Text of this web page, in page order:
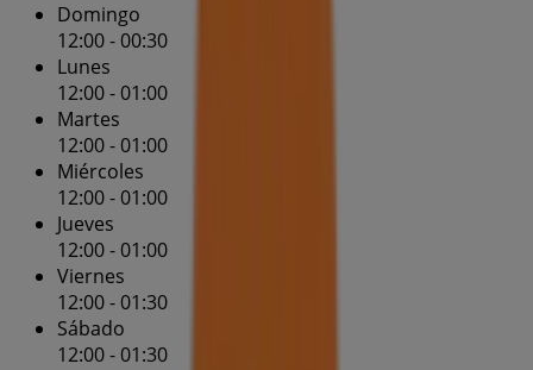
Domingo
12:00 - 00:30
Lunes
12:00 - 01:00
Martes
12:00 - 01:00
Miércoles
12:00 - 01:00
Jueves
12:00 - 01:00
Viernes
12:00 - 01:30
Sábado
12:00 - 01:30